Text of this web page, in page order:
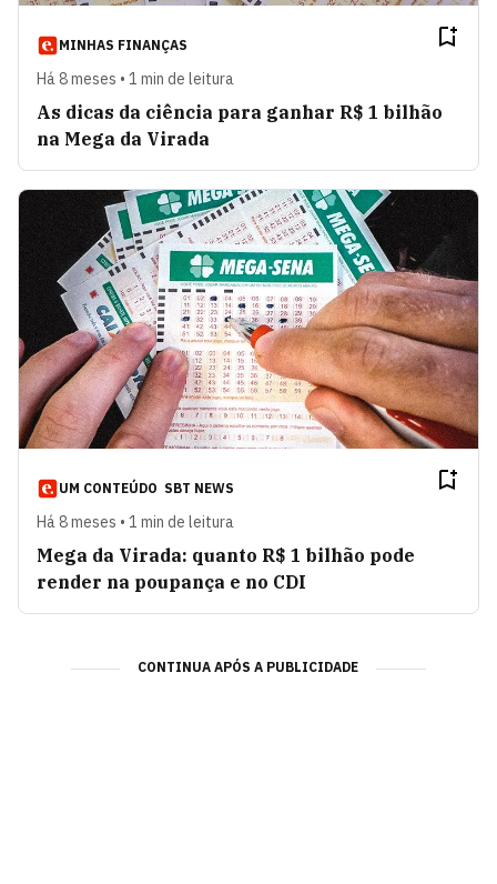
MINHAS FINANÇAS
Há 8 meses • 1 min de leitura
As dicas da ciência para ganhar R$ 1 bilhão
na Mega da Virada
UM CONTEÚDO SBT NEWS
Há 8 meses • 1 min de leitura
Mega da Virada: quanto R$ 1 bilhão pode
render na poupança e no CDI
CONTINUA APÓS A PUBLICIDADE